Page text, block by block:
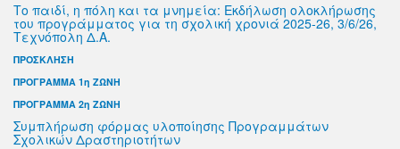
Το παιδί, η πόλη και τα μνημεία: Εκδήλωση ολοκλήρωσης
του προγράμματος για τη σχολική χρονιά 2025-26, 3/6/26,
Τεχνόπολη Δ.Α.
ΠΡΟΣΚΛΗΣΗ
ΠΡΟΓΡΑΜΜΑ 1η ΖΩΝΗ
ΠΡΟΓΡΑΜΜΑ 2η ΖΩΝΗ
Συμπλήρωση φόρμας υλοποίησης Προγραμμάτων
Σχολικών Δραστηριοτήτων